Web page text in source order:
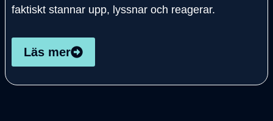
faktiskt stannar upp, lyssnar och reagerar.
Läs mer